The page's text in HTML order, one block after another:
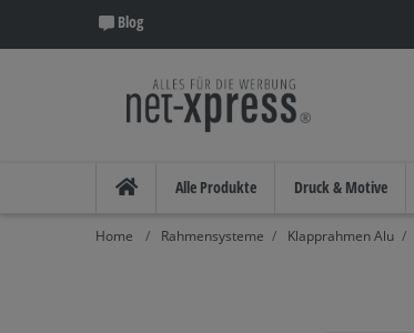
Blog
Alle Produkte Druck & Motive
Rahmensysteme Klapprahmen Alu